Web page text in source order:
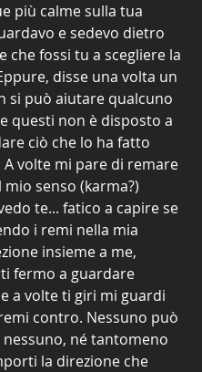
più calme sulla tua
e sedevo dietro
che fossi tu a scegliere la
disse una volta un
si può aiutare qualcuno
questi non è disposto a
ciò che lo ha fatto
volte mi pare di remare
senso (karma?)
te... fatico a capire se
i remi nella mia
insieme a me,
fermo a guardare
a volte ti giri mi guardi
contro. Nessuno può
né tantomeno
la direzione che